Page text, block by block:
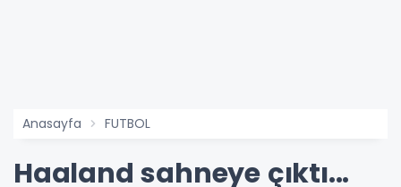
Anasayfa FUTBOL
Haaland sahneye çıktı...